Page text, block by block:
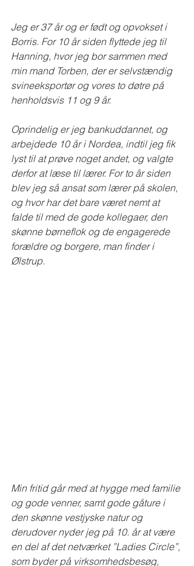
Jeg er 37 år og er født og opvokset i
Borris. For 10 år siden flyttede jeg til
Hanning, hvor jeg bor sammen med
min mand Torben, der er selvstændig
svineeksportør og vores to døtre på
henholdsvis 11 og 9 år.
Oprindelig er jeg bankuddannet, og
arbejdede 10 år i Nordea, indtil jeg fik
lyst til at prøve noget andet, og valgte
derfor at læse til lærer. For to år siden
blev jeg så ansat som lærer på skolen,
og hvor har det bare været nemt at
falde til med de gode kollegaer, den
skønne børneflok og de engagerede
forældre og borgere, man finder i
Ølstrup.
Min fritid går med at hygge med familie
og gode venner, samt gode gåture i
den skønne vestjyske natur og
derudover nyder jeg på 10. år at være
en del af det netværket ”Ladies Circle”,
som byder på virksomhedsbesøg,